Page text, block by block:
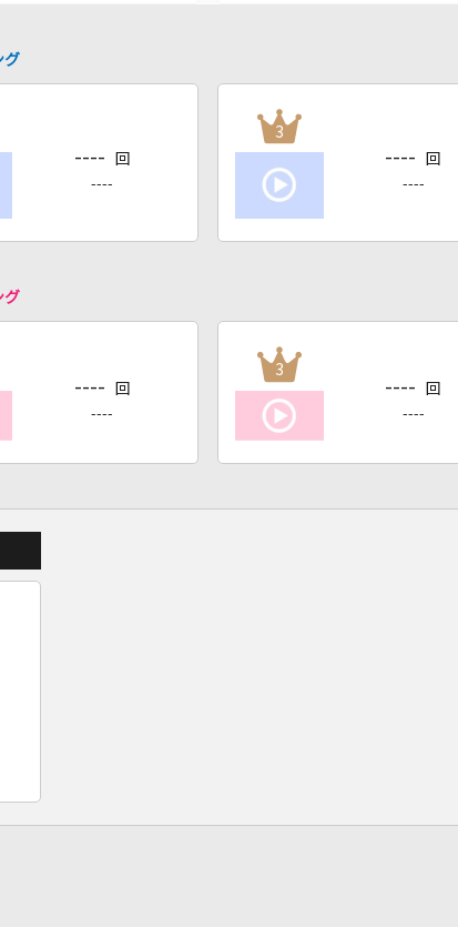
グ
---- 回
----
3
---- 回
----
グ
---- 回
----
3
---- 回
----